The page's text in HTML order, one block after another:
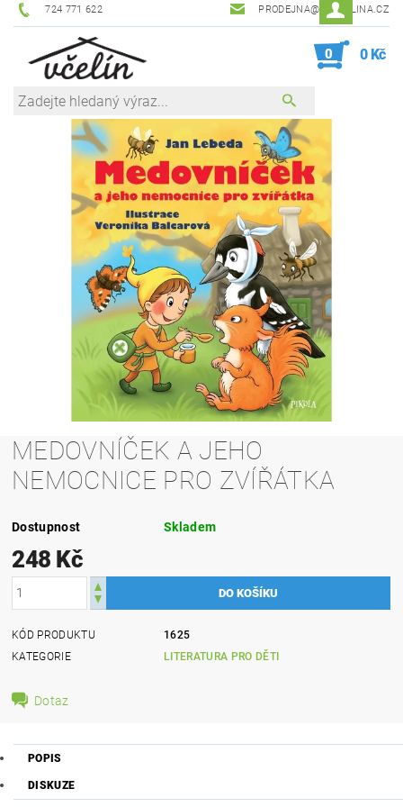
724 771 622 PRODEJNA@ZEVCELINA.CZ
0 0 Kč
MEDOVNÍČEK A JEHO
NEMOCNICE PRO ZVÍŘÁTKA
Dostupnost Skladem
248 Kč
KÓD PRODUKTU
1625
KATEGORIE
LITERATURA PRO DĚTI
Dotaz
POPIS
DISKUZE